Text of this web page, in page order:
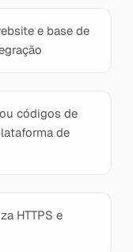
e base de
códigos de
de
HTTPS e